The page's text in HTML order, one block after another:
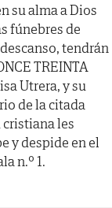
su alma a Dios
fúnebres de
tendrán
TREINTA
Utrera, y su
de la citada
les
y despide en el
n.º 1.